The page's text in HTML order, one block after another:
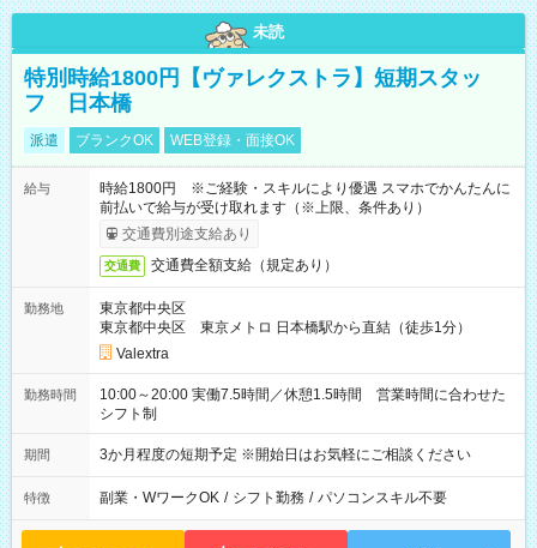
未読
特別時給1800円【ヴァレクストラ】短期スタッ
フ 日本橋
派遣 ブランクOK WEB登録・面接OK
給与
時給1800円 ※ご経験・スキルにより優遇 スマホでかんたんに
前払いで給与が受け取れます（※上限、条件あり）
交通費別途支給あり
交通費 交通費全額支給（規定あり）
勤務地
東京都中央区
東京都中央区 東京メトロ 日本橋駅から直結（徒歩1分）
Valextra
勤務時間
10:00～20:00 実働7.5時間／休憩1.5時間 営業時間に合わせた
シフト制
期間 3か月程度の短期予定 ※開始日はお気軽にご相談ください
特徴 副業・WワークOK / シフト勤務 / パソコンスキル不要